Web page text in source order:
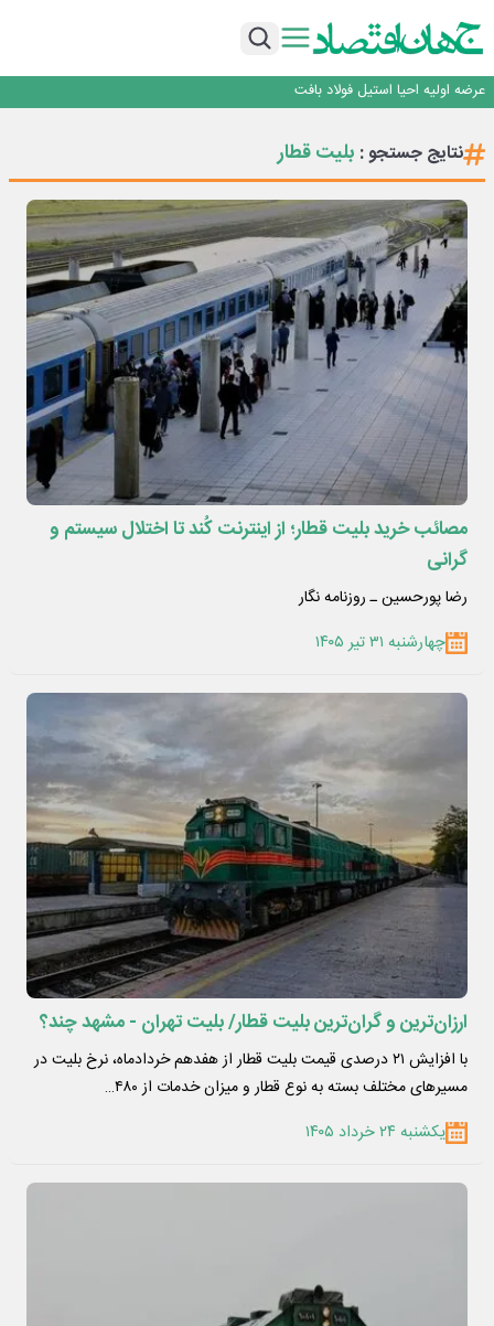
رونمایی فولاد غدیر نی ریز از سامانه ی « آقای پولاد»
نمایشگاهی برگزار می‌شود
عرضه اولیه احیا استیل فولاد بافت
ورق گرم مبارکه به پروژه های انتقال آب رسید
رونمایی فولاد غدیر نی ریز از سامانه ی « آقای پولاد»
نمایشگاهی برگزار می‌شود
عرضه اولیه احیا استیل فولاد بافت
نتایج جستجو : بلیت قطار
مصائب خرید بلیت قطار؛ از اینترنت کُند تا اختلال سیستم و
گرانی
رضا پورحسین ـ روزنامه نگار
چهارشنبه ۳۱ تیر ۱۴۰۵
ارزان‌ترین و گران‌ترین بلیت قطار/ بلیت تهران - مشهد چند؟
با افزایش ۲۱ درصدی قیمت بلیت قطار از هفدهم خردادماه، نرخ بلیت در
مسیرهای مختلف بسته به نوع قطار و میزان خدمات از ۴۸۰…
یکشنبه ۲۴ خرداد ۱۴۰۵